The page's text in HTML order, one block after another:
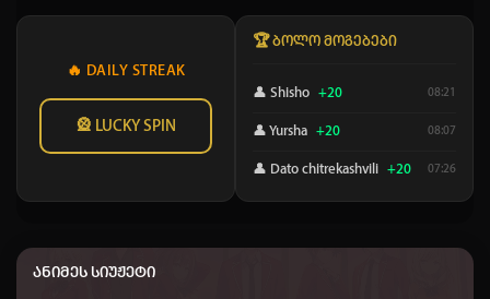
🔥 DAILY STREAK
🎡 LUCKY SPIN
🏆 ბოლო მოგებები
👤 Shisho +20 08:21
👤 Yursha +20 08:07
👤 Dato chitrekashvili +20 07:26
👤 Nodari-nodari +50 00:15
ანიმეს სიუჟეტი